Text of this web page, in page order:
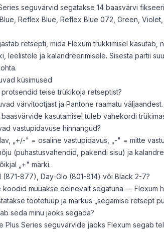
seguvärvid segatakse 14 baasvärvi
Reflex Blue, Reflex Blue 072, Green,
retsepti, mida Flexum trükkimisel
leelistele ja kalandreerimisele. Sisesta partii
küsimused
teise trükikoja retseptist?
värvitootjast ja Pantone raamatu
kasutamisel tuleb vahekordi
vastupidavuse hinnangud?
„+/-" = osaline vastupidavus, „-" = mitte
(puhastusvahendid, pakendi sisu) ja
„+" märki.
(871-877), Day-Glo (801-814) või Black 2-7?
koodid müüakse eelnevalt segatuna — Flexum
tootetüüp ja märkus „segamise retsept
seda minu jaoks segada?
Plus Series seguvärvide jaoks Flexum segab